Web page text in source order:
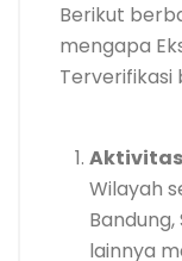
Berikut
mengapa
Terverifikasi
Wilayah
lainnya